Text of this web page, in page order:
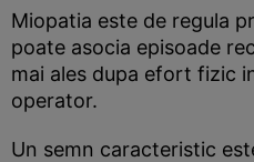
Miopatia este de regula
poate asocia episoade
mai ales dupa efort fizic
operator.
Un semn caracteristic